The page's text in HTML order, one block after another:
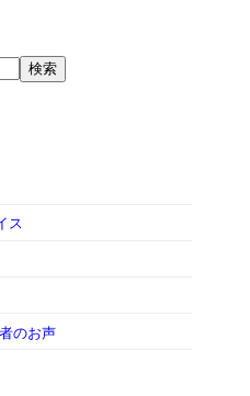
検索
ス
のお声